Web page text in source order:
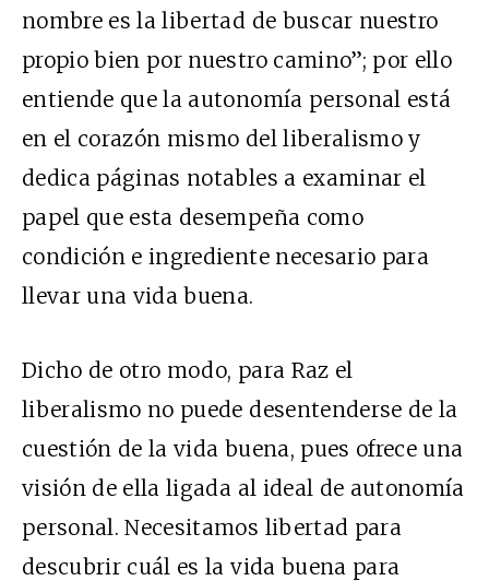
nombre es la libertad de buscar nuestro
propio bien por nuestro camino”; por ello
entiende que la autonomía personal está
en el corazón mismo del liberalismo y
dedica páginas notables a examinar el
papel que esta desempeña como
condición e ingrediente necesario para
llevar una vida buena.
Dicho de otro modo, para Raz el
liberalismo no puede desentenderse de la
cuestión de la vida buena, pues ofrece una
visión de ella ligada al ideal de autonomía
personal. Necesitamos libertad para
descubrir cuál es la vida buena para